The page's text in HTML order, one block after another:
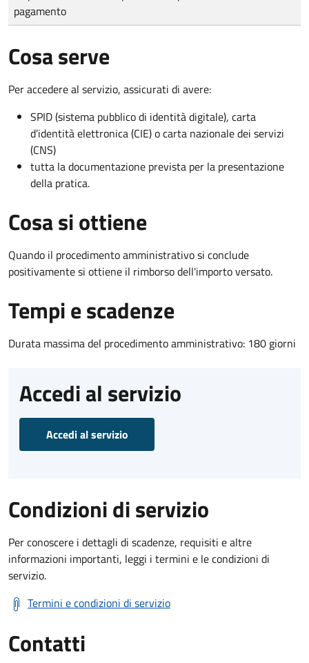
pagamento
Cosa serve
Per accedere al servizio, assicurati di avere:
SPID (sistema pubblico di identità digitale), carta
d’identità elettronica (CIE) o carta nazionale dei servizi
(CNS)
tutta la documentazione prevista per la presentazione
della pratica.
Cosa si ottiene
Quando il procedimento amministrativo si conclude
positivamente si ottiene il rimborso dell'importo versato.
Tempi e scadenze
Durata massima del procedimento amministrativo: 180 giorni
Accedi al servizio
Accedi al servizio
Condizioni di servizio
Per conoscere i dettagli di scadenze, requisiti e altre
informazioni importanti, leggi i termini e le condizioni di
servizio.
Termini e condizioni di servizio
Contatti